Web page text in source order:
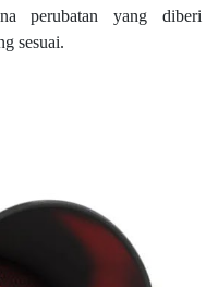
perubatan yang diberi
sesuai.